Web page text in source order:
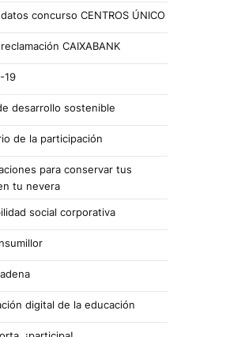
concurso CENTROS ÚNICO
CAIXABANK
19
desarrollo sostenible
de la participación
para conservar tus
tu nevera
social corporativa
digital de la educación